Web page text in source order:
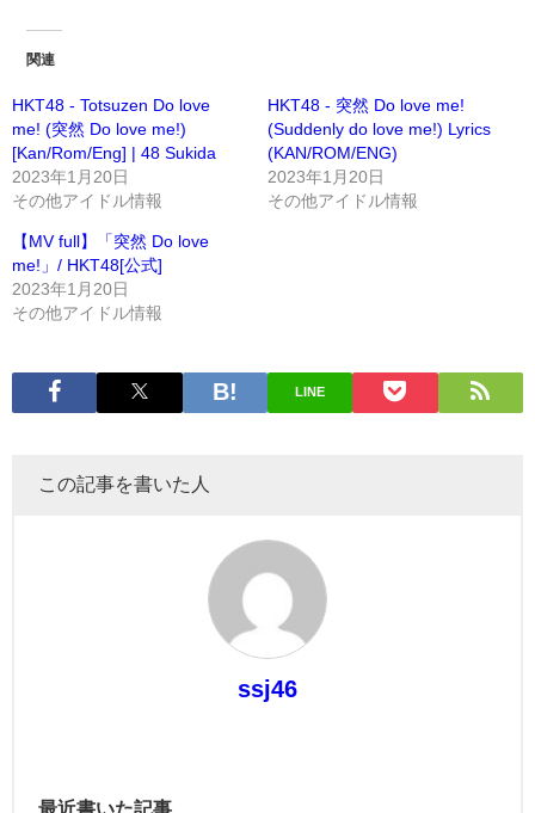
関連
HKT48 - Totsuzen Do love
me! (突然 Do love me!)
[Kan/Rom/Eng] | 48 Sukida
2023年1月20日
その他アイドル情報
HKT48 - 突然 Do love me!
(Suddenly do love me!) Lyrics
(KAN/ROM/ENG)
2023年1月20日
その他アイドル情報
【MV full】「突然 Do love
me!」/ HKT48[公式]
2023年1月20日
その他アイドル情報
LINE
この記事を書いた人
ssj46
最近書いた記事